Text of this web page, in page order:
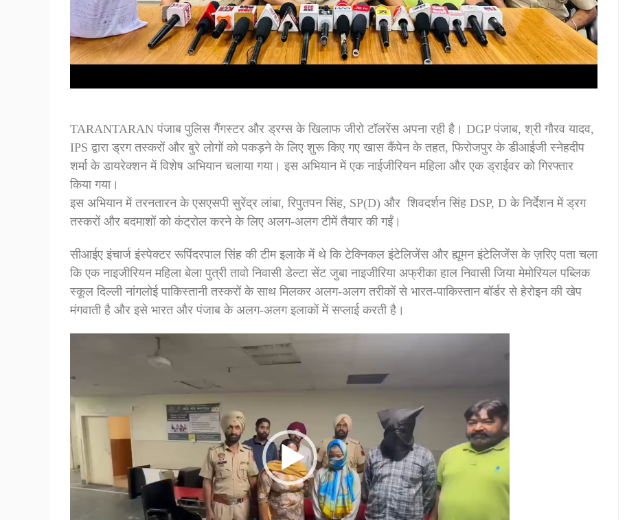
TARANTARAN पंजाब पुलिस गैंगस्टर और ड्रग्स के खिलाफ जीरो टॉलरेंस अपना रही है। DGP पंजाब, श्री गौरव यादव,
IPS द्वारा ड्रग तस्करों और बुरे लोगों को पकड़ने के लिए शुरू किए गए खास कैंपेन के तहत, फिरोजपुर के डीआईजी स्नेहदीप
शर्मा के डायरेक्शन में विशेष अभियान चलाया गया। इस अभियान में एक नाईजीरियन महिला और एक ड्राईवर को गिरफ्तार
किया गया।
इस अभियान में तरनतारन के एसएसपी सुरेंद्र लांबा, रिपुतपन सिंह, SP(D) और शिवदर्शन सिंह DSP, D के निर्देशन में ड्रग
तस्करों और बदमाशों को कंट्रोल करने के लिए अलग-अलग टीमें तैयार की गईं।
सीआईए इंचार्ज इंस्पेक्टर रूपिंदरपाल सिंह की टीम इलाके में थे कि टेक्निकल इंटेलिजेंस और ह्यूमन इंटेलिजेंस के ज़रिए पता चला
कि एक नाइजीरियन महिला बेला पुत्री तावो निवासी डेल्टा सेंट जुबा नाइजीरिया अफ्रीका हाल निवासी जिया मेमोरियल पब्लिक
स्कूल दिल्ली नांगलोई पाकिस्तानी तस्करों के साथ मिलकर अलग-अलग तरीकों से भारत-पाकिस्तान बॉर्डर से हेरोइन की खेप
मंगवाती है और इसे भारत और पंजाब के अलग-अलग इलाकों में सप्लाई करती है।